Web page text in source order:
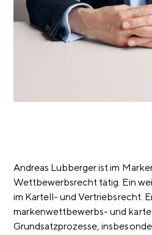
Andreas Lubberger ist im
Wettbewerbsrecht tätig. Ein
im Kartell- und Vertriebsrecht.
markenwettbewerbs- und
Grundsatzprozesse,